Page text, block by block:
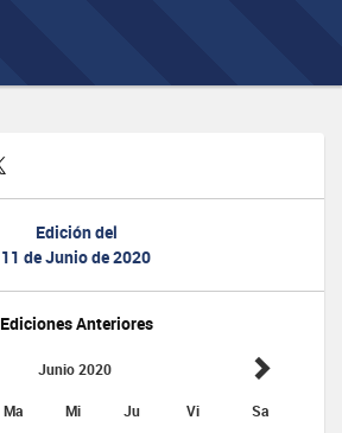
Edición del
11 de Junio de 2020
Ediciones Anteriores
Junio 2020
Ma Mi Ju Vi Sa